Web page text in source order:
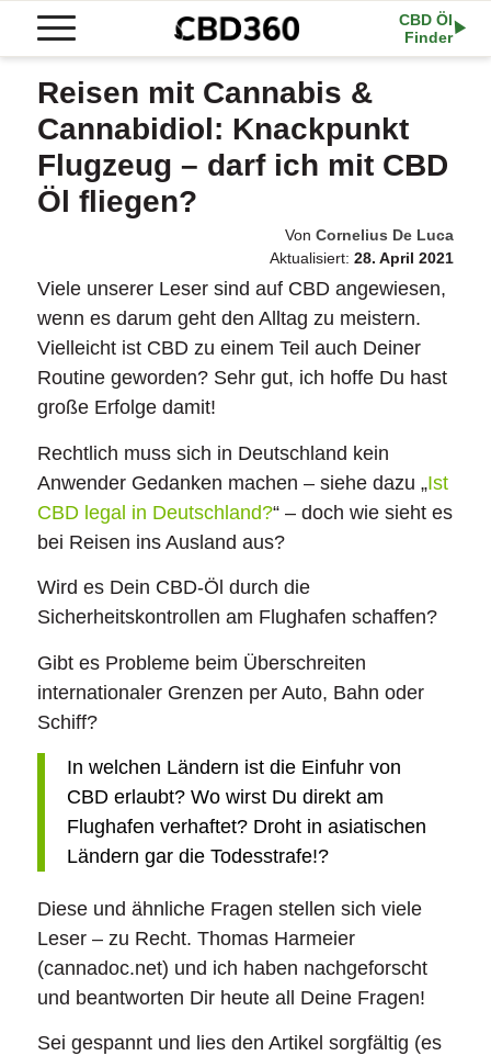
CBD Öl
Finder
Reisen mit Cannabis &
Cannabidiol: Knackpunkt
Flugzeug – darf ich mit CBD
Öl fliegen?
VonCornelius De Luca
Aktualisiert:28. April 2021
Viele unserer Leser sind auf CBD angewiesen,
wenn es darum geht den Alltag zu meistern.
Vielleicht ist CBD zu einem Teil auch Deiner
Routine geworden? Sehr gut, ich hoffe Du hast
große Erfolge damit!
Rechtlich muss sich in Deutschland kein
Anwender Gedanken machen – siehe dazu „Ist
CBD legal in Deutschland?“ – doch wie sieht es
bei Reisen ins Ausland aus?
Wird es Dein CBD-Öl durch die
Sicherheitskontrollen am Flughafen schaffen?
Gibt es Probleme beim Überschreiten
internationaler Grenzen per Auto, Bahn oder
Schiff?
In welchen Ländern ist die Einfuhr von
CBD erlaubt? Wo wirst Du direkt am
Flughafen verhaftet? Droht in asiatischen
Ländern gar die Todesstrafe!?
Diese und ähnliche Fragen stellen sich viele
Leser – zu Recht. Thomas Harmeier
(cannadoc.net) und ich haben nachgeforscht
und beantworten Dir heute all Deine Fragen!
Sei gespannt und lies den Artikel sorgfältig (es